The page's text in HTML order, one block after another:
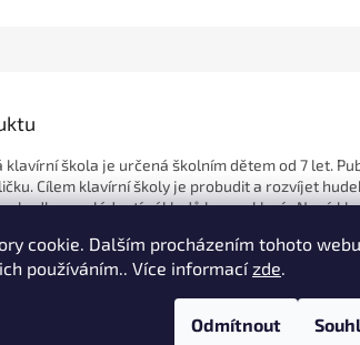
cookie. Dalším procházením tohoto webu
používáním.. Více informacízde.
Odmítnout
klavírní škola je určená školním dětem od 7 let.
Cílem klavírní školy je probudit a rozvíjet
hudbu a zvládnutí základů hry na klavír. Nová
pro klavírní rozvoj žáka.
Janžurová